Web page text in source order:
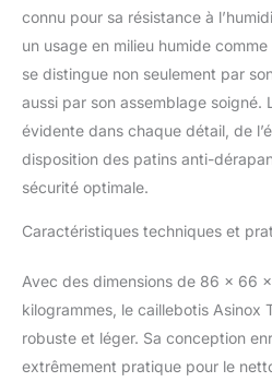
connu pour sa résistance à
un usage en milieu humide
se distingue non seulement par
aussi par son assemblage
évidente dans chaque détail, de
disposition des patins anti-
sécurité optimale.
Caractéristiques techniques et
Avec des dimensions de 86 x 66
kilogrammes, le caillebotis Asinox
robuste et léger. Sa conception
extrêmement pratique pour le